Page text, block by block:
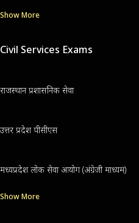
Show More
Civil Services Exams
राजस्थान प्रशासनिक सेवा
उत्तर प्रदेश पीसीएस
मध्यप्रदेश लोक सेवा आयोग (अंग्रेजी माध्यम)
Show More